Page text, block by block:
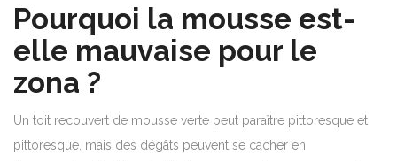
Pourquoi la mousse est-
elle mauvaise pour le
zona ?
Un toit recouvert de mousse verte peut paraître pittoresque et
pittoresque, mais des dégâts peuvent se cacher en